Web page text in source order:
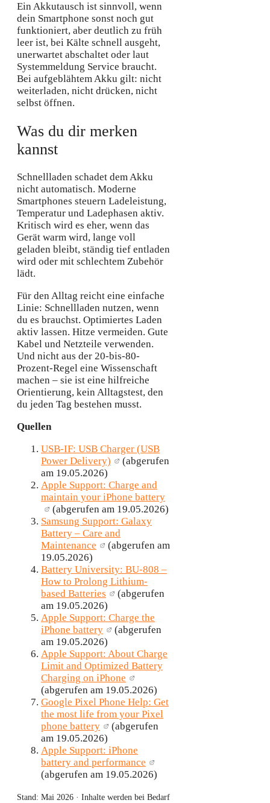
Ein Akkutausch ist sinnvoll, wenn
dein Smartphone sonst noch gut
funktioniert, aber deutlich zu früh
leer ist, bei Kälte schnell ausgeht,
unerwartet abschaltet oder laut
Systemmeldung Service braucht.
Bei aufgeblähtem Akku gilt: nicht
weiterladen, nicht drücken, nicht
selbst öffnen.
Was du dir merken
kannst
Schnellladen schadet dem Akku
nicht automatisch. Moderne
Smartphones steuern Ladeleistung,
Temperatur und Ladephasen aktiv.
Kritisch wird es eher, wenn das
Gerät warm wird, lange voll
geladen bleibt, ständig tief entladen
wird oder mit schlechtem Zubehör
lädt.
Für den Alltag reicht eine einfache
Linie: Schnellladen nutzen, wenn
du es brauchst. Optimiertes Laden
aktiv lassen. Hitze vermeiden. Gute
Kabel und Netzteile verwenden.
Und nicht aus der 20-bis-80-
Prozent-Regel eine Wissenschaft
machen – sie ist eine hilfreiche
Orientierung, kein Alltagstest, den
du jeden Tag bestehen musst.
Quellen
USB-IF: USB Charger (USB
Power Delivery)
(abgerufen
am 19.05.2026)
Apple Support: Charge and
maintain your iPhone battery
(abgerufen am 19.05.2026)
Samsung Support: Galaxy
Battery – Care and
Maintenance
(abgerufen am
19.05.2026)
Battery University: BU-808 –
How to Prolong Lithium-
based Batteries
(abgerufen
am 19.05.2026)
Apple Support: Charge the
iPhone battery
(abgerufen
am 19.05.2026)
Apple Support: About Charge
Limit and Optimized Battery
Charging on iPhone
(abgerufen am 19.05.2026)
Google Pixel Phone Help: Get
the most life from your Pixel
phone battery
(abgerufen
am 19.05.2026)
Apple Support: iPhone
battery and performance
(abgerufen am 19.05.2026)
Stand: Mai 2026 · Inhalte werden bei Bedarf